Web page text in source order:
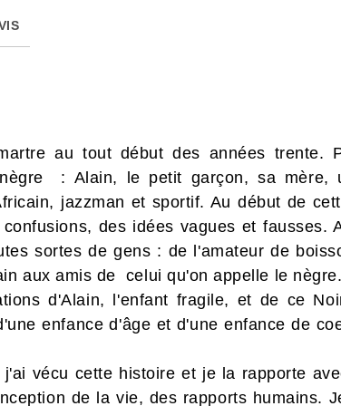
au tout début des années
: Alain, le petit garçon, sa mère,
jazzman et sportif. Au début de
des idées vagues et fausses.
sortes de gens : de l'amateur de
aux amis de celui qu'on appelle le
d'Alain, l'enfant fragile, et de ce
enfance d'âge et d'une enfance de
vécu cette histoire et je la rapporte
de la vie, des rapports humains.